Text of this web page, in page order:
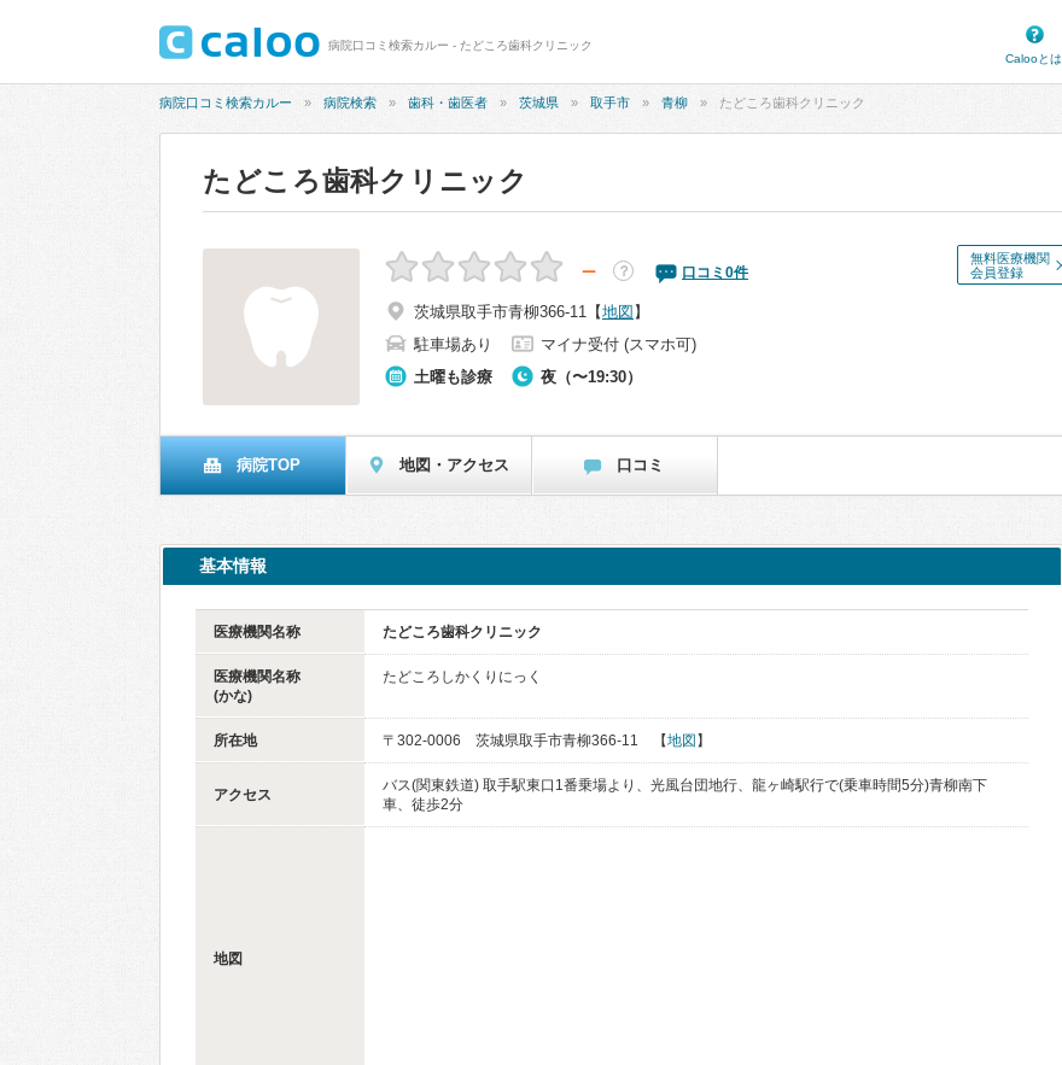
病院口コミ検索カルー - たどころ歯科クリニック
Calooとは
病院口コミ検索カルー 病院検索 歯科・歯医者 茨城県 取手市 青柳 たどころ歯科クリニック
たどころ歯科クリニック
無料医療機関
会員登録
－ ？ 口コミ 0件
茨城県取手市青柳366-11 【地図 】
駐車場あり
マイナ受付 (スマホ可)
土曜も診療
夜（〜19:30）
病院TOP 地図・アクセス 口コミ
基本情報
医療機関名称 たどころ歯科クリニック
医療機関名称
(かな)
たどころしかくりにっく
所在地 〒302-0006 茨城県取手市青柳366-11 【地図 】
アクセス
バス(関東鉄道) 取手駅東口1番乗場より、光風台団地行、龍ヶ崎駅行で(乗車時間5分)青柳南下
車、徒歩2分
地図